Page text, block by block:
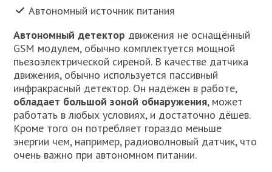
Автономный источник питания
Автономный детектор движения не оснащённый
GSM модулем, обычно комплектуется мощной
пьезоэлектрической сиреной. В качестве датчика
движения, обычно используется пассивный
инфракрасный детектор. Он надёжен в работе,
обладает большой зоной обнаружения, может
работать в любых условиях, и достаточно дёшев.
Кроме того он потребляет гораздо меньше
энергии чем, например, радиоволновый датчик, что
очень важно при автономном питании.